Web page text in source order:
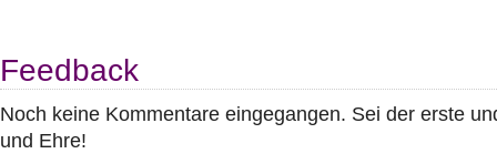
Feedback
Noch keine Kommentare eingegangen. Sei der erste
und Ehre!